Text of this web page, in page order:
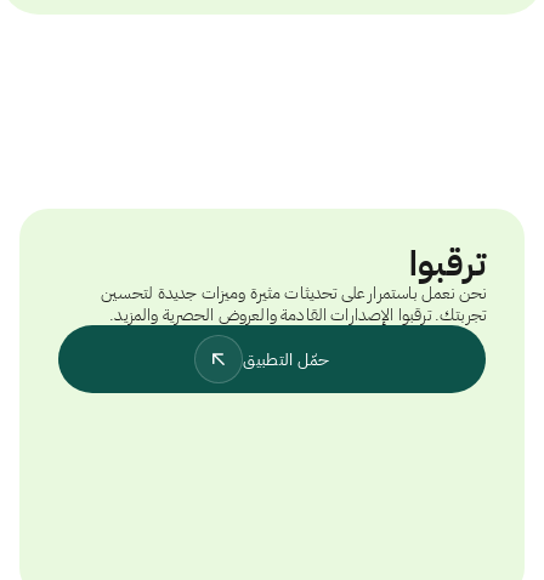
ترقبوا
نحن نعمل باستمرار على تحديثات مثيرة وميزات جديدة لتحسين
تجربتك. ترقبوا الإصدارات القادمة والعروض الحصرية والمزيد.
حمّل التطبيق